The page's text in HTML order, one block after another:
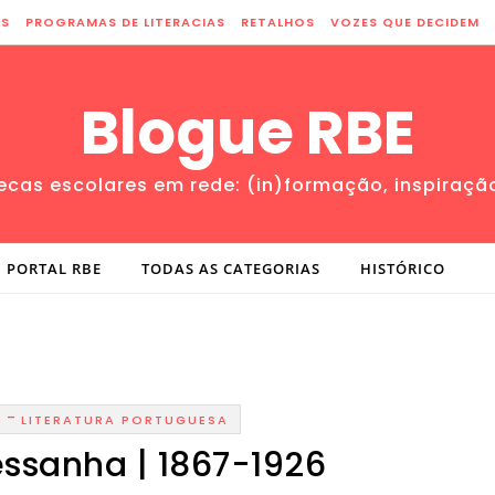
PROGRAMAS DE LITERACIAS RETALHOS VOZES QUE DECIDEM
Blogue RBE
escolares em rede: (in)formação,
PORTAL RBE TODAS AS CATEGORIAS HISTÓRICO
- LITERATURA PORTUGUESA
| 1867-1926